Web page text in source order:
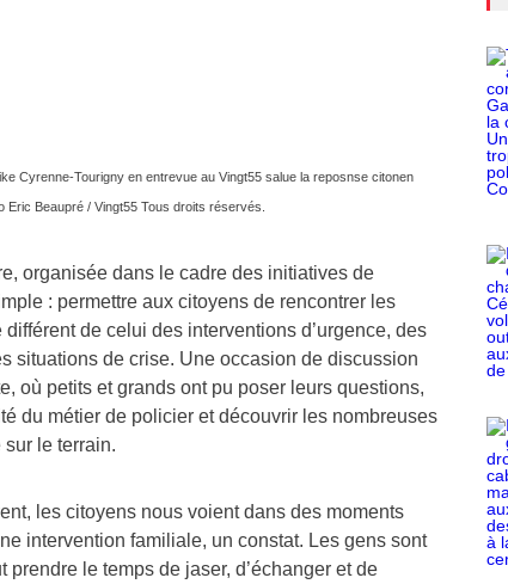
Cyrenne-Tourigny en entrevue au Vingt55 salue la reposnse citonen
Beaupré / Vingt55 Tous droits réservés.
organisée dans le cadre des initiatives de
: permettre aux citoyens de rencontrer les
de celui des interventions d’urgence, des
situations de crise. Une occasion de discussion
où petits et grands ont pu poser leurs questions,
du métier de policier et découvrir les nombreuses
le terrain.
les citoyens nous voient dans des moments
intervention familiale, un constat. Les gens sont
prendre le temps de jaser, d’échanger et de